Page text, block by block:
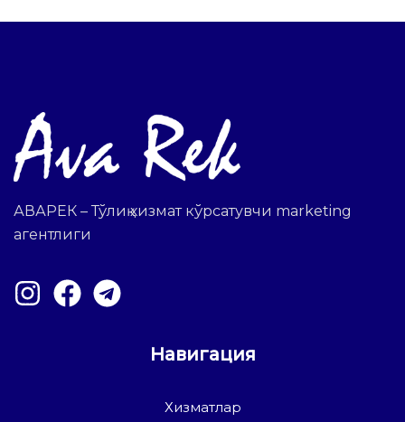
АВАРЕК – Тўлиқ хизмат кўрсатувчи marketing
агентлиги
Навигация
Хизматлар